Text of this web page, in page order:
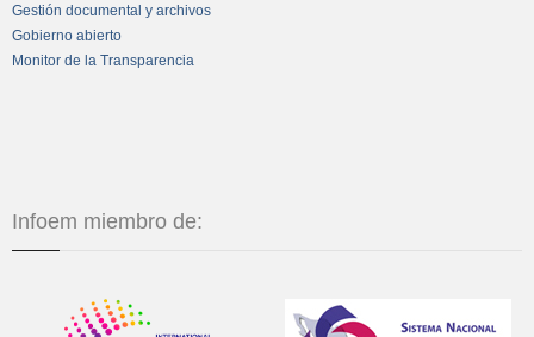
Gestión documental y archivos
Gobierno abierto
Monitor de la Transparencia
Infoem miembro de: